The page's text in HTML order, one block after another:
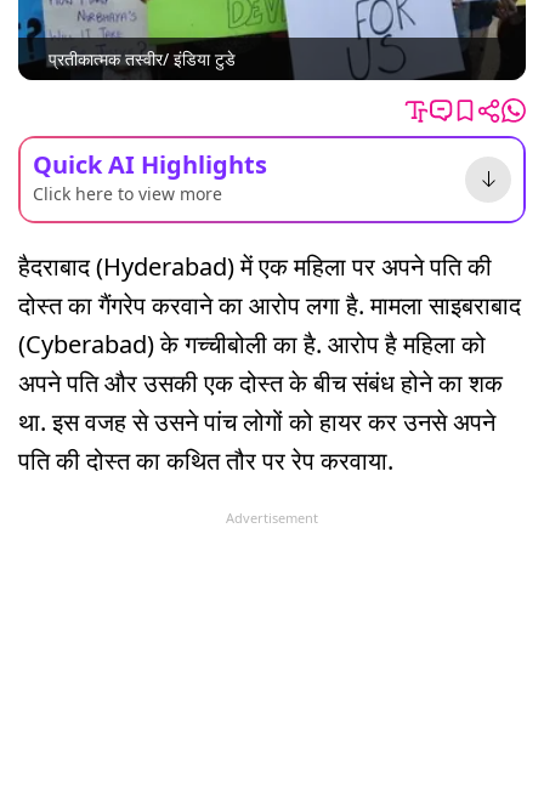
प्रतीकात्मक तस्वीर/ इंडिया टुडे
Quick AI Highlights
Click here to view more
हैदराबाद (Hyderabad) में एक महिला पर अपने पति की
दोस्त का गैंगरेप करवाने का आरोप लगा है. मामला साइबराबाद
(Cyberabad) के गच्चीबोली का है. आरोप है महिला को
अपने पति और उसकी एक दोस्त के बीच संबंध होने का शक
था. इस वजह से उसने पांच लोगों को हायर कर उनसे अपने
पति की दोस्त का कथित तौर पर रेप करवाया.
Advertisement